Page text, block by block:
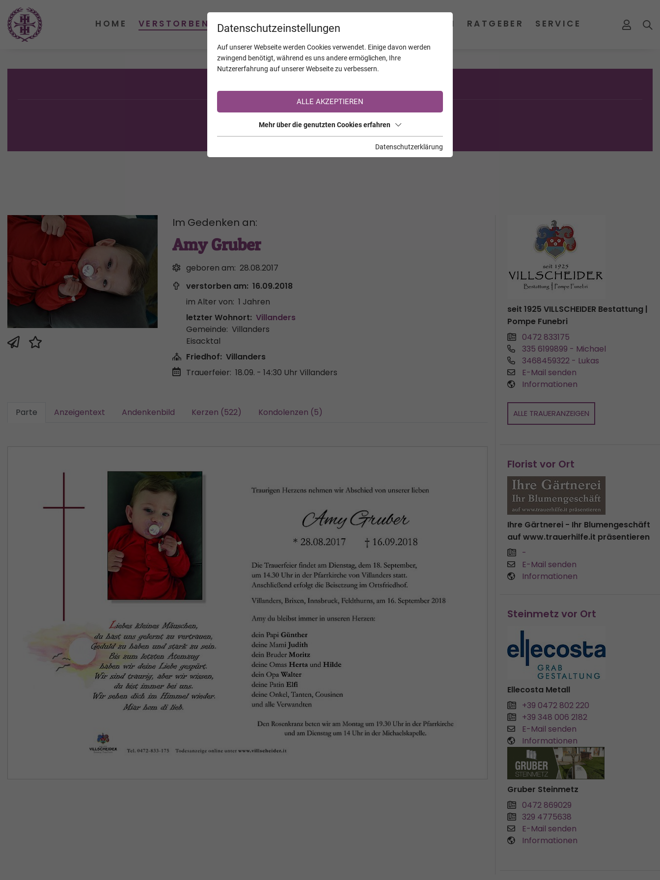
Sie sind noch nicht auf TrauerHilfe.it registriert?
>> zur kostenlosen Registrierung <<
Im Gedenken an:
Amy Gruber
geboren am: 28.08.2017
verstorben am: 16.09.2018
im Alter von: 1 Jahren
letzter Wohnort: Villanders
Gemeinde: Villanders
Eisacktal
Friedhof: Villanders
Trauerfeier: 18.09. - 14:30 Uhr Villanders
Parte Anzeigentext Andenkenbild Kerzen (522) Kondolenzen (5)
seit 1925 VILLSCHEIDER Bestattung |
Pompe Funebri
0472 833175
335 6199899 - Michael
3468459322 - Lukas
E-Mail senden
Informationen
ALLE TRAUERANZEIGEN
Florist vor Ort
Ihre Gärtnerei - Ihr Blumengeschäft
auf www.trauerhilfe.it präsentieren
-
E-Mail senden
Informationen
Steinmetz vor Ort
Ellecosta Metall
+39 0472 802 220
+39 348 006 2182
E-Mail senden
Informationen
Gruber Steinmetz
0472 869029
329 4775638
E-Mail senden
Informationen
Datenschutzeinstellungen
Auf unserer Webseite werden Cookies verwendet. Einige davon werden
zwingend benötigt, während es uns andere ermöglichen, Ihre
Nutzererfahrung auf unserer Webseite zu verbessern.
ALLE AKZEPTIEREN
Mehr über die genutzten Cookies erfahren
Datenschutzerklärung
HOME VERSTORBENE KALENDER JAHRESTAGE UNTERNEHMEN RATGEBER SERVICE